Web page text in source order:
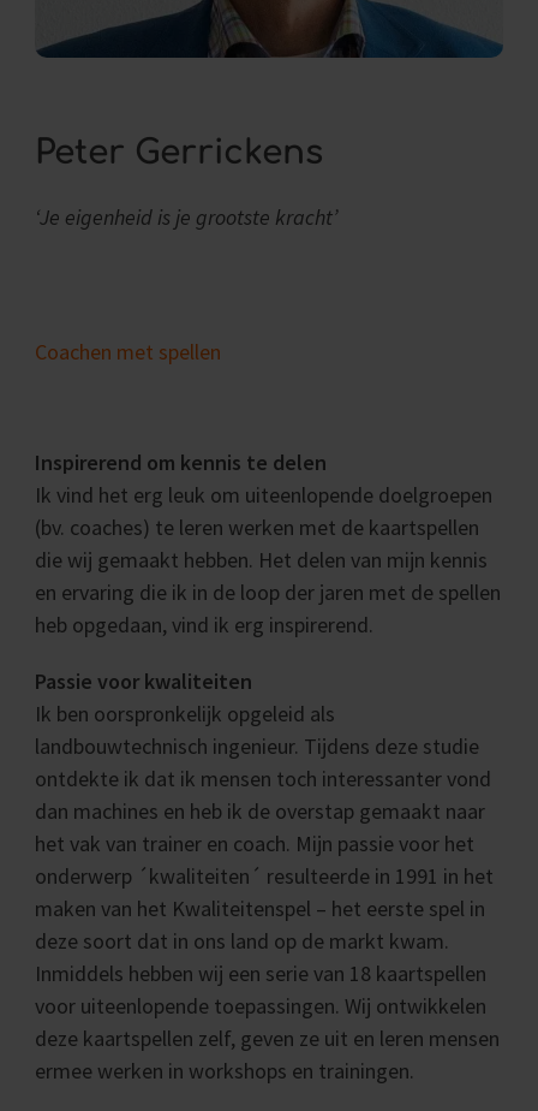
Peter Gerrickens
‘Je eigenheid is je grootste kracht’
Coachen met spellen
Inspirerend om kennis te delen
Ik vind het erg leuk om uiteenlopende doelgroepen
(bv. coaches) te leren werken met de kaartspellen
die wij gemaakt hebben. Het delen van mijn kennis
en ervaring die ik in de loop der jaren met de spellen
heb opgedaan, vind ik erg inspirerend.
Passie voor kwaliteiten
Ik ben oorspronkelijk opgeleid als
landbouwtechnisch ingenieur. Tijdens deze studie
ontdekte ik dat ik mensen toch interessanter vond
dan machines en heb ik de overstap gemaakt naar
het vak van trainer en coach. Mijn passie voor het
onderwerp ´kwaliteiten´ resulteerde in 1991 in het
maken van het Kwaliteitenspel – het eerste spel in
deze soort dat in ons land op de markt kwam.
Inmiddels hebben wij een serie van 18 kaartspellen
voor uiteenlopende toepassingen. Wij ontwikkelen
deze kaartspellen zelf, geven ze uit en leren mensen
ermee werken in workshops en trainingen.